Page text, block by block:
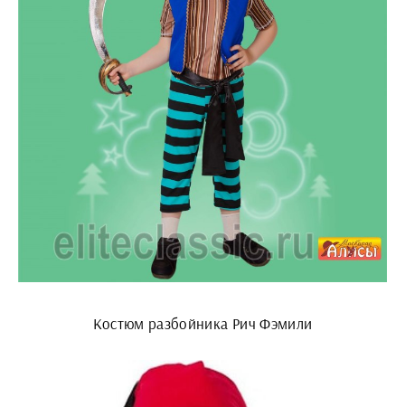
Костюм разбойника Рич Фэмили